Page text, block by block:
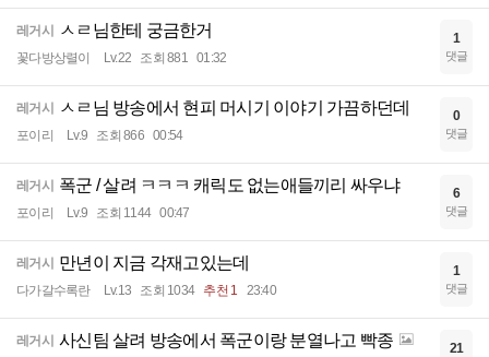
레거시 ㅅㄹ님한테 궁금한거
꽃다방상렬이 Lv.22 조회 881 01:32
1
댓글
레거시 ㅅㄹ님 방송에서 현피 머시기 이야기 가끔하던데
포이리 Lv.9 조회 866 00:54
0
댓글
레거시 폭군 / 살려 ㅋㅋㅋ 캐릭도 없는애들끼리 싸우냐
포이리 Lv.9 조회 1144 00:47
6
댓글
레거시 만년이 지금 각재고있는데
다가갈수록란 Lv.13 조회 1034 추천 1 23:40
1
댓글
레거시 사신팀 살려 방송에서 폭군이랑 분열나고 빡종 21